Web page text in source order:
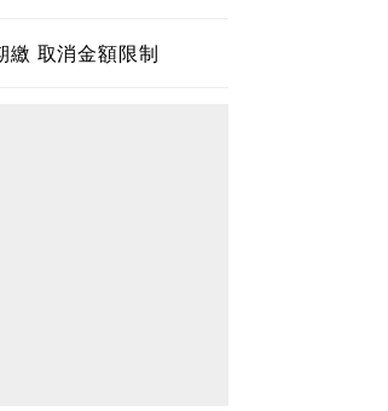
遺贈稅分期繳 取消金額限制